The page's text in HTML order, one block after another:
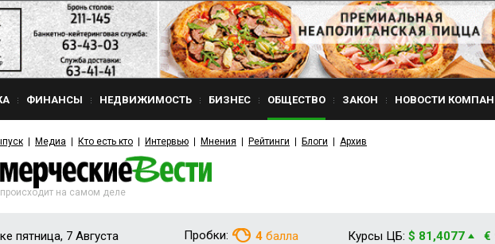
ФИНАНСЫ НЕДВИЖИМОСТЬ БИЗНЕС ОБЩЕСТВО ЗАКОН НОВОСТИ
Медиа Кто есть кто Интервью Мнения Рейтинги Блоги Архив
на самом деле
пятница, 7 Августа Пробки: 4 балла Курсы ЦБ: $ 81,4077 €